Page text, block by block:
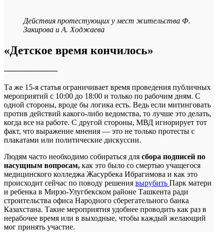
Действия протестующих у мест жительства Ф.
Закирова и А. Ходжаева
«Детское время кончилось»
──────────
Та же 15-я статья ограничивает время проведения публичных
мероприятий с 10:00 до 18:00 и только по рабочим дням. С
одной стороны, вроде бы логика есть. Ведь если митинговать
против действий какого-либо ведомства, то лучше это делать,
когда все на работе. С другой стороны, МВД игнорирует тот
факт, что выражение мнения — это не только протесты с
плакатами или политические дискуссии.
Людям часто необходимо собираться для сбора подписей по
насущным вопросам, как это было со смертью учащегося
медицинского колледжа Жасурбека Ибрагимова и как это
происходит сейчас по поводу решения вырубить Парк матери
и ребенка в Мирзо-Улугбекском районе Ташкента ради
строительства офиса Народного сберегательного банка
Казахстана. Такие мероприятия удобнее проводить как раз в
нерабочее время или в выходные, чтобы каждый желающий
мог принять участие.